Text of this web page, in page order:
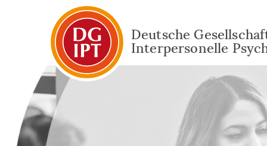
Deutsche
Interpersonelle